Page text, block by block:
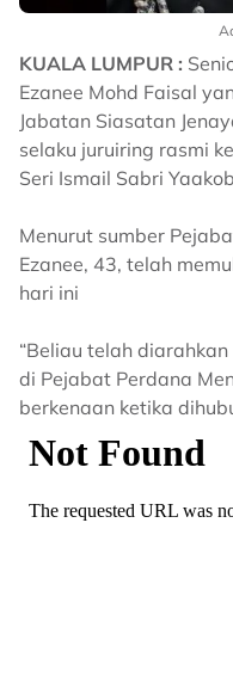
KUALA LUMPUR :
Ezanee Mohd Faisal
Jabatan Siasatan
selaku juruiring rasmi
Seri Ismail Sabri
Menurut sumber
Ezanee, 43, telah
hari ini
“Beliau telah
di Pejabat Perdana
berkenaan ketika